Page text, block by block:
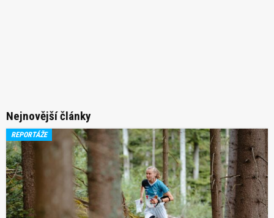
Nejnovější články
REPORTÁŽE